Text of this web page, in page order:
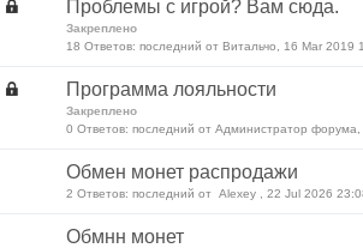
Проблемы с игрой? Вам сюда.
Закреплено
18 Ответов: последний от Витальчо, 16 Mar 2019
Программа лояльности
Закреплено
0 Ответов: последний от Администратор
Обмен монет распродажи
2 Ответов: последний от Alexey , 22 Jul 2026
Обмнн монет